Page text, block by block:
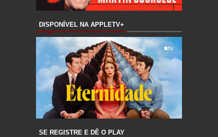
DISPONÍVEL NA APPLETV+
SE REGISTRE E DÊ O PLAY